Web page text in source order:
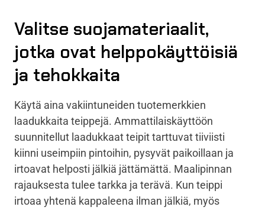
Valitse suojamateriaalit,
jotka ovat helppokäyttöisiä
ja tehokkaita
Käytä aina vakiintuneiden tuotemerkkien
laadukkaita teippejä. Ammattilaiskäyttöön
suunnitellut laadukkaat teipit tarttuvat tiiviisti
kiinni useimpiin pintoihin, pysyvät paikoillaan ja
irtoavat helposti jälkiä jättämättä. Maalipinnan
rajauksesta tulee tarkka ja terävä. Kun teippi
irtoaa yhtenä kappaleena ilman jälkiä, myös